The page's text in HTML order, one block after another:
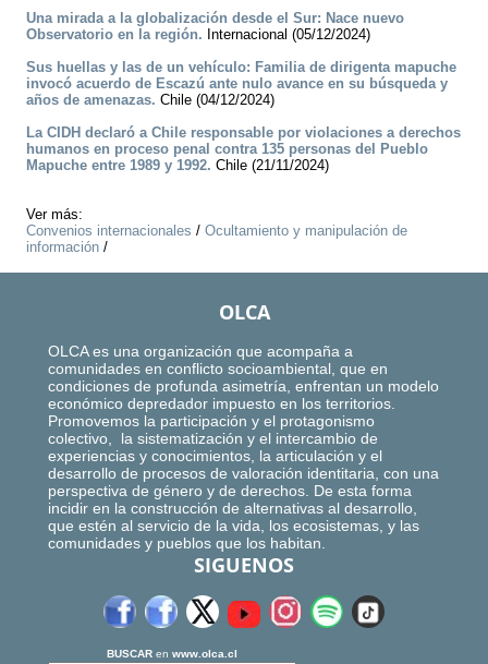
Una mirada a la globalización desde el Sur: Nace nuevo
Observatorio en la región. Internacional (05/12/2024)
Sus huellas y las de un vehículo: Familia de dirigenta mapuche
invocó acuerdo de Escazú ante nulo avance en su búsqueda y
años de amenazas. Chile (04/12/2024)
La CIDH declaró a Chile responsable por violaciones a derechos
humanos en proceso penal contra 135 personas del Pueblo
Mapuche entre 1989 y 1992. Chile (21/11/2024)
Ver más:
Convenios internacionales / Ocultamiento y manipulación de
información /
OLCA
OLCA es una organización que acompaña a
comunidades en conflicto socioambiental, que en
condiciones de profunda asimetría, enfrentan un modelo
económico depredador impuesto en los territorios.
Promovemos la participación y el protagonismo
colectivo, la sistematización y el intercambio de
experiencias y conocimientos, la articulación y el
desarrollo de procesos de valoración identitaria, con una
perspectiva de género y de derechos. De esta forma
incidir en la construcción de alternativas al desarrollo,
que estén al servicio de la vida, los ecosistemas, y las
comunidades y pueblos que los habitan.
SIGUENOS
BUSCAR en www.olca.cl